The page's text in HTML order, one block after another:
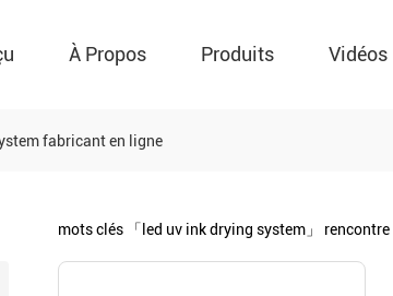
À Propos Produits Vidéos
fabricant en ligne
mots clés 「led uv ink drying system」 rencontre